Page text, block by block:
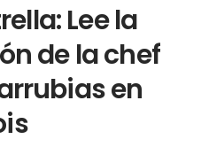
Lee la
de la chef
en